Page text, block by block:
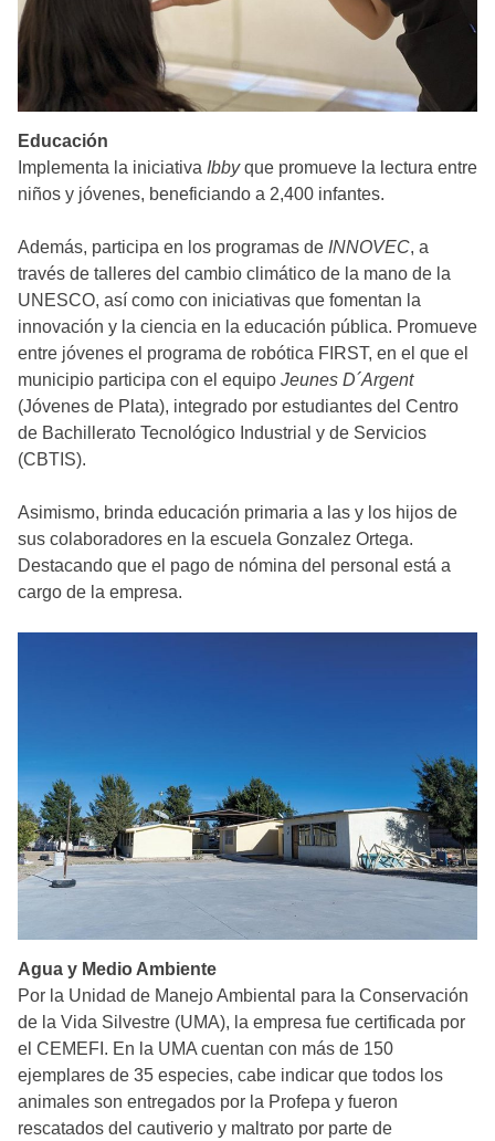
Educación
Implementa la iniciativa Ibbyque promueve la lectura entre
niños y jóvenes, beneficiando a 2,400 infantes.
Además, participa en los programas de INNOVEC, a
través de talleres del cambio climático de la mano de la
UNESCO, así como con iniciativas que fomentan la
innovación y la ciencia en la educación pública. Promueve
entre jóvenes el programa de robótica FIRST, en el que el
municipio participa con el equipo Jeunes D´Argent
(Jóvenes de Plata), integrado por estudiantes del Centro
de Bachillerato Tecnológico Industrial y de Servicios
(CBTIS).
Asimismo, brinda educación primaria a las y los hijos de
sus colaboradores en la escuela Gonzalez Ortega.
Destacando que el pago de nómina del personal está a
cargo de la empresa.
Agua y Medio Ambiente
Por la Unidad de Manejo Ambiental para la Conservación
de la Vida Silvestre (UMA), la empresa fue certificada por
el CEMEFI. En la UMA cuentan con más de 150
ejemplares de 35 especies, cabe indicar que todos los
animales son entregados por la Profepa y fueron
rescatados del cautiverio y maltrato por parte de